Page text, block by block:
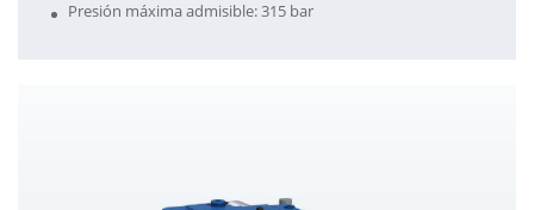
Presión máxima admisible: 315 bar